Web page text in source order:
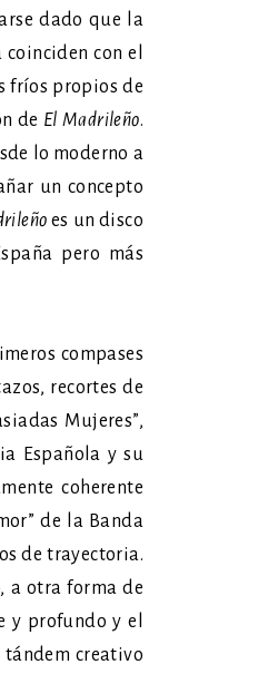
dado que la
con el
fríos propios de
de El Madrileño.
lo moderno a
un concepto
es un disco
pero más
compases
recortes de
Mujeres”,
Española y su
coherente
de la Banda
de trayectoria.
a otra forma de
profundo y el
creativo